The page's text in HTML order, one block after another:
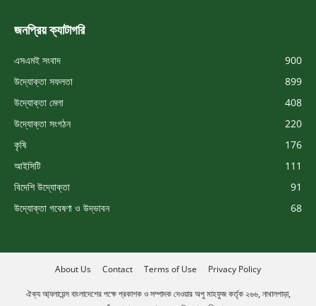
জনপ্রিয় ক্যাটাগরি
এসএমই সংবাদ
900
উদ্যোক্তা সফলতা
899
উদ্যোক্তা মেলা
408
উদ্যোক্তা সংগঠন
220
কৃষি
176
আইসিটি
111
বিদেশি উদ্যোক্তা
91
উদ্যোক্তা গবেষণা ও উদ্ভাবন
68
About Us Contact Terms of Use Privacy Policy
ঐক্য আ্যলায়েন্স বাংলাদেশের পক্ষে প্রকাশক ও সম্পাদক দেওয়ার অপু মাহফুজ কর্তৃক ২৬৬, নাখালপাড়া,